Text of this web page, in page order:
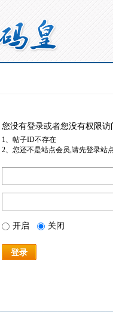
您没有登录或者您没有权限
1、帖子ID不存在
2、您还不是站点会员,请先登录站
开启 关闭
登录